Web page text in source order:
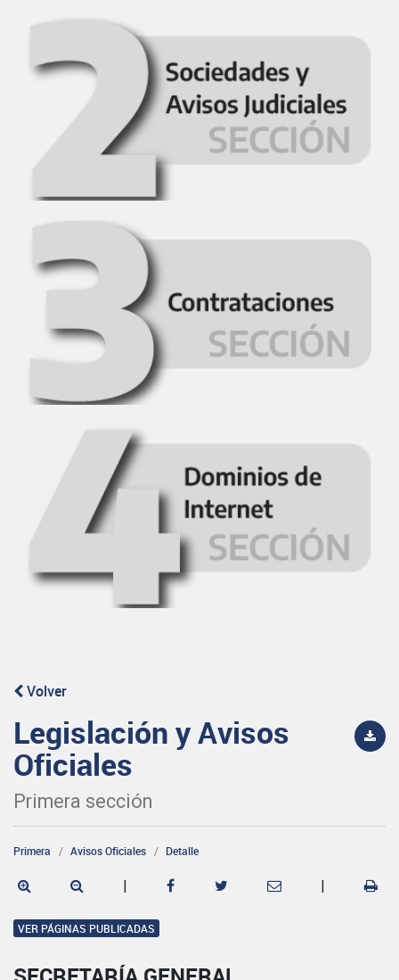
Volver
Legislación y Avisos
Oficiales
Primera sección
Primera Avisos Oficiales Detalle
| |
VER PÁGINAS PUBLICADAS